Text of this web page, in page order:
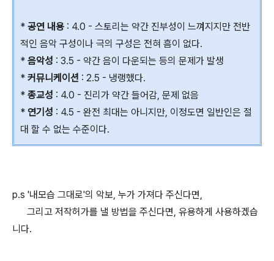
* 공연 내용 : 4.0 - 스토리는 약간 진부성이 느껴지지만 전반
적인 음악 구성이나 극의 구성은 전혀 흠이 없다.
* 음악성 : 3.5 - 약간 음이 다운되는 등의 문제가 발생
* 커뮤니케이션 : 2.5 - 냉랭했다.
* 종교성 : 4.0 - 진리가 약간 들어감, 문제 없음
* 연기성 : 4.5 - 완전 최대는 아니지만, 이정도면 일반인은 절
대 할 수 없는 수준이다.
p.s '내모습 그대로'의 악보, 누가 가져다 주신다면,
그리고 저작허가를 낼 방법을 주신다면, 유용하게 사용하겠습
니다.